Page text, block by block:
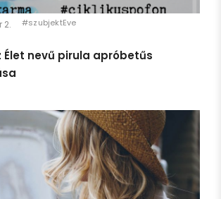
2. #szubjektEve
Élet nevű pirula apróbetűs